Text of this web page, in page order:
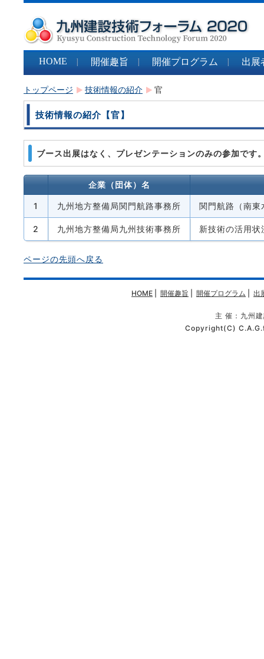
HOME 開催趣旨 開催プログラム 出展
トップページ 技術情報の紹介 官
技術情報の紹介【官】
ブース出展はなく、プレゼンテーションのみの参加です
企業（団体）名
九州地方整備局関門航路事務所 関門航路（南
九州地方整備局九州技術事務所 新技術の活用
ページの先頭へ戻る
HOME 開催趣旨 開催プログラム 出
主 催：九州
Copyright(C)